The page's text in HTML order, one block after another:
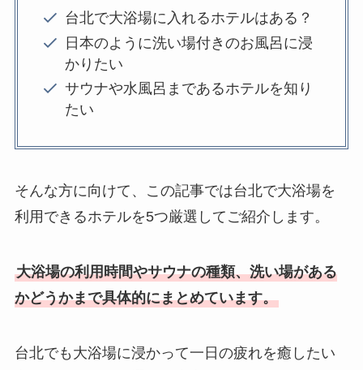
台北で大浴場に入れるホテルはある？
日本のように洗い場付きのお風呂に浸
かりたい
サウナや水風呂まであるホテルを知り
たい
そんな方に向けて、この記事では台北で大浴場を
利用できるホテルを5つ厳選してご紹介します。
大浴場の利用時間やサウナの種類、洗い場がある
かどうかまで具体的にまとめています。
台北でも大浴場に浸かって一日の疲れを癒したい